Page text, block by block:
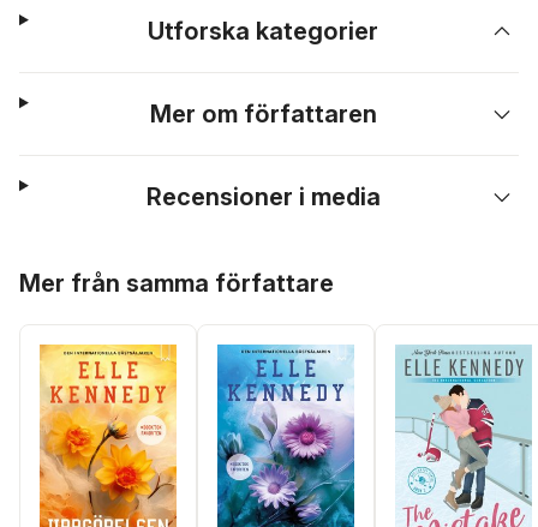
Utforska kategorier
Mer om författaren
Recensioner i media
Mer från samma författare